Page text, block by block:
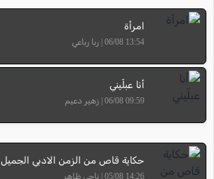
امرأة
13:54 06/08 | ربا رباعي
أنا عبلّيني
09:59 06/08 | زهير دعيم
حكاية قاص من الزمن الادبي الجميل
14:26 05/08 | ناجي ظاهر